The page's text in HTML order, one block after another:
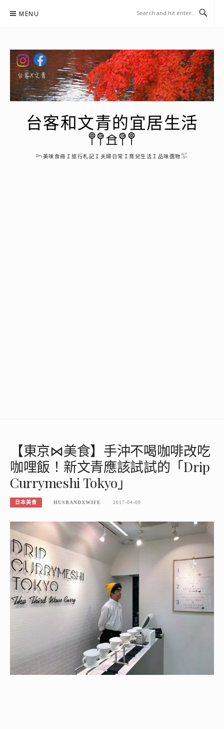
MENU
台客和文青的宜居生活
𖤣𖤥𖠿𖤥𖤣
𓆸美味食冊Ｉ旅行札記Ｉ夫婦日常Ｉ育兒生活Ｉ品味選物𓅮
【東京⋈美食】手沖不喝咖啡改吃
咖哩飯！新文青應該試試的「Drip
Currymeshi Tokyo」
日本美食 HUSBANDXWIFE 2017-04-09